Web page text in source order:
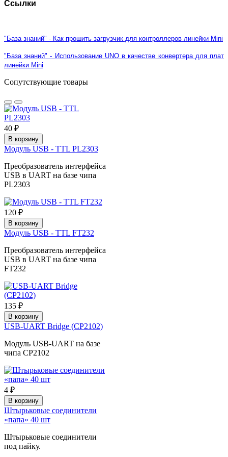
Ссылки
"База знаний" - Как прошить загрузчик для контроллеров линейки Mini
"База знаний" - Использование UNO в качестве конвертера для плат
линейки Mini
Сопутствующие товары
40 ₽
В корзину
Модуль USB - TTL PL2303
Преобразователь интерфейса
USB в UART на базе чипа
PL2303
120 ₽
В корзину
Модуль USB - TTL FT232
Преобразователь интерфейса
USB в UART на базе чипа
FT232
135 ₽
В корзину
USB-UART Bridge (CP2102)
Модуль USB-UART на базе
чипа CP2102
4 ₽
В корзину
Штырьковые соединители
«папа» 40 шт
Штырьковые соединители
под пайку.